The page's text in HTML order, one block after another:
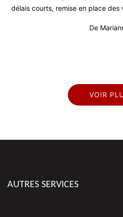
volets rapide. Je conseille !
VOIR
AUTRES SERVICES